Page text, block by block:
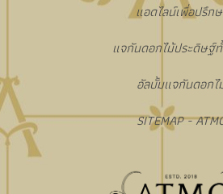
แอดไลน์เพื่อปรึก
แจกันดอกไม้ประดิษฐ์
อัลบั้มแจกันดอกไ
SITEMAP -